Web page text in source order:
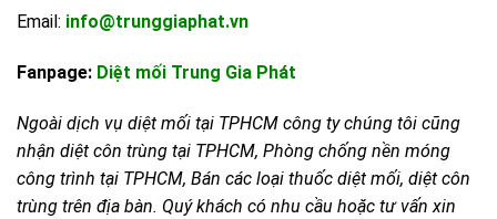
Email: info@trunggiaphat.vn
Fanpage: Diệt mối Trung Gia Phát
Ngoài dịch vụ diệt mối tại TPHCM công ty chúng tôi cũng
nhận diệt côn trùng tại TPHCM, Phòng chống nền móng
công trình tại TPHCM, Bán các loại thuốc diệt mối, diệt côn
trùng trên địa bàn. Quý khách có nhu cầu hoặc tư vấn xin